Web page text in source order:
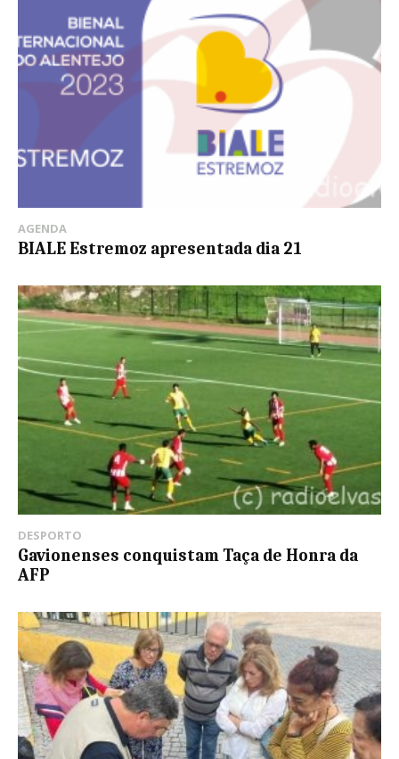
AGENDA
BIALE Estremoz apresentada dia 21
DESPORTO
Gavionenses conquistam Taça de Honra da
AFP